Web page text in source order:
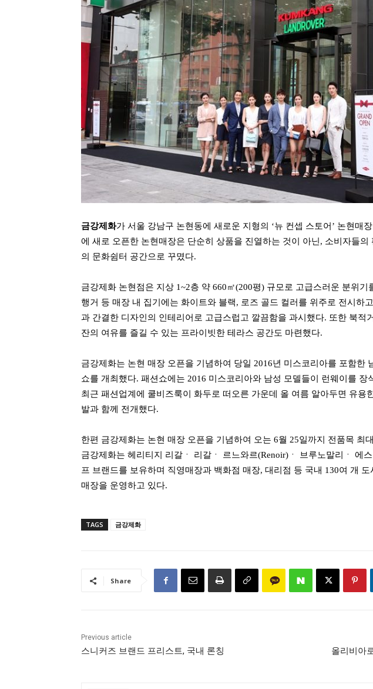
금강제화가 서울 강남구 논현동에 새로운 지형의 ‘뉴 컨셉 스토어 ’ 논현매
에 새로 오픈한 논현매장은 단순히 상품을 진열하는 것이 아닌 , 소비자들의
의 문화쉼터 공간으로 꾸몄다.
금강제화 논현점은 지상 1~2층 약 660㎡(200평) 규모로 고급스러운 분위기
행거 등 매장 내 집기에는 화이트와 블랙, 로즈 골드 컬러를 위주로 전시하고
과 간결한 디자인의 인테리어로 고급스럽고 깔끔함을 과시했다. 또한 북적
잔의 여유를 즐길 수 있는 프라이빗한 테라스 공간도 마련했다.
금강제화는 논현 매장 오픈을 기념하여 당일 2016년 미스코리아를 포함한
쇼를 개최했다. 패션쇼에는 2016 미스코리아와 남성 모델들이 런웨이를 장
최근 패션업계에 쿨비즈룩이 화두로 떠오른 가운데 올 여름 알아두면 유용
발과 함께 전개했다.
한편 금강제화는 논현 매장 오픈을 기념하여 오는 6월 25일까지 전품목 최대
금강제화는 헤리티지 리갈ㆍ 리갈ㆍ 르느와르(Renoir) ㆍ 브루노말리ㆍ 에
프 브랜드를 보유하며 직영매장과 백화점 매장, 대리점 등 국내 130여 개 도
매장을 운영하고 있다.
TAGS 금강제화
Share
Previous article
스니커즈 브랜드 프리스트, 국내 론칭 올리비아